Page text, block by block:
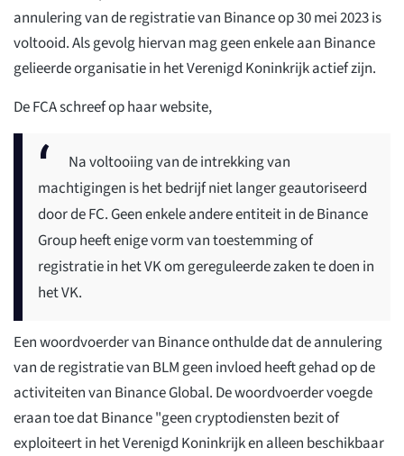
annulering van de registratie van Binance op 30 mei 2023 is
voltooid. Als gevolg hiervan mag geen enkele aan Binance
gelieerde organisatie in het Verenigd Koninkrijk actief zijn.
De FCA schreef op haar website,
Na voltooiing van de intrekking van
machtigingen is het bedrijf niet langer geautoriseerd
door de FC. Geen enkele andere entiteit in de Binance
Group heeft enige vorm van toestemming of
registratie in het VK om gereguleerde zaken te doen in
het VK.
Een woordvoerder van Binance onthulde dat de annulering
van de registratie van BLM geen invloed heeft gehad op de
activiteiten van Binance Global. De woordvoerder voegde
eraan toe dat Binance "geen cryptodiensten bezit of
exploiteert in het Verenigd Koninkrijk en alleen beschikbaar